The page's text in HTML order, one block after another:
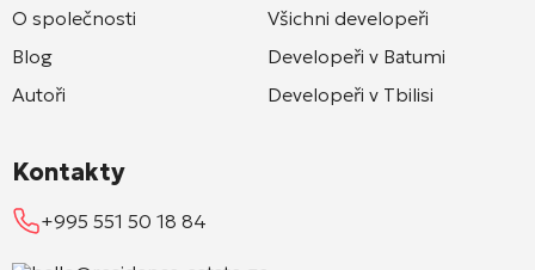
O společnosti
Blog
Autoři
Všichni developeři
Developeři v Batumi
Developeři v Tbilisi
Kontakty
+995 551 50 18 84